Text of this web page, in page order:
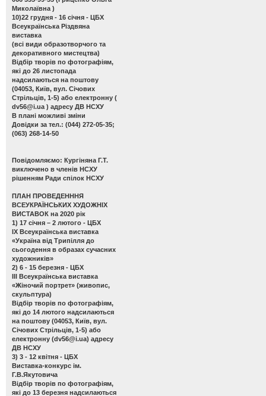
Миколаївна )
10)22 грудня - 16 січня - ЦБХ
Всеукраїнська Різдвяна
виставка
(всі види образотворчого та
декоративного мистецтва)
Відбір творів по фотографіям,
які до 26 листопада
надсилаються на поштову
(04053, Київ, вул. Січових
Стрільців, 1-5) або електронну (
dv56@i.ua ) адресу ДВ НСХУ
В плані можливі зміни
Довідки за тел.: (044) 272-05-35;
(063) 268-14-50
Повідомляємо: Кургіняна Г.Т.
виключено в членів НСХУ
рішенням Ради спілок НСХУ
ПЛАН ПРОВЕДЕНННЯ
ВСЕУКРАЇНСЬКИХ ХУДОЖНІХ
ВИСТАВОК на 2020 рік
1) 17 січня – 2 лютого - ЦБХ
ІХ Всеукраїнська виставка
«Україна від Трипілля до
сьогодення в образах сучасних
художників»
2) 6 - 15 березня - ЦБХ
ІІІ Всеукраїнська виставка
«Жіночий портрет» (живопис,
скульптура)
Відбір творів по фотографіям,
які до 14 лютого надсилаються
на поштову (04053, Київ, вул.
Січових Стрільців, 1-5) або
електронну (dv56@i.ua) адресу
ДВ НСХУ
3) 3 - 12 квітня - ЦБХ
Виставка-конкурс ім.
Г.В.Якутовича
Відбір творів по фотографіям,
які до 13 березня надсилаються